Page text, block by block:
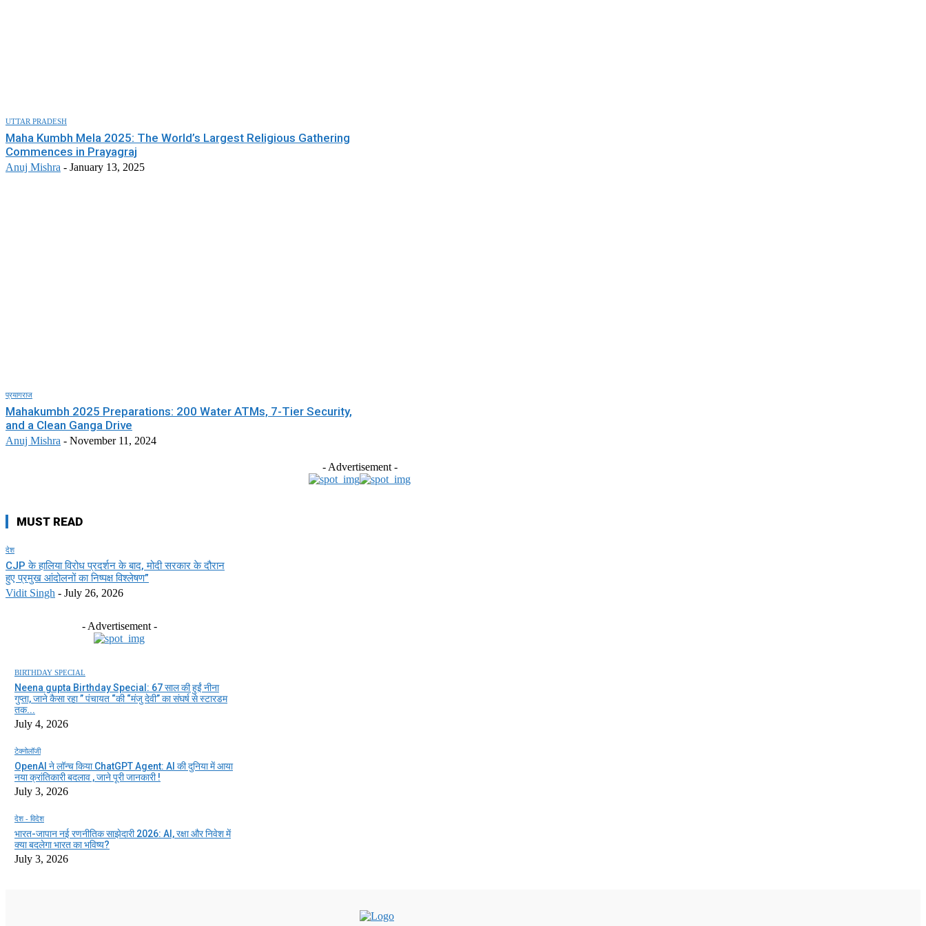
UTTAR PRADESH
Maha Kumbh Mela 2025: The World’s Largest Religious Gathering
Commences in Prayagraj
Anuj Mishra - January 13, 2025
प्रयागराज
Mahakumbh 2025 Preparations: 200 Water ATMs, 7-Tier Security,
and a Clean Ganga Drive
Anuj Mishra - November 11, 2024
- Advertisement -
MUST READ
देश
CJP के हालिया विरोध प्रदर्शन के बाद, मोदी सरकार के दौरान
हुए प्रमुख आंदोलनों का निष्पक्ष विश्लेषण”
Vidit Singh - July 26, 2026
- Advertisement -
BIRTHDAY SPECIAL
Neena gupta Birthday Special: 67 साल की हुईं नीना
गुप्ता, जाने कैसा रहा ” पंचायत “की “मंजु देवी” का संघर्ष से स्टारडम
तक...
July 4, 2026
टेक्नोलॉजी
OpenAI ने लॉन्च किया ChatGPT Agent: AI की दुनिया में आया
नया क्रांतिकारी बदलाव , जाने पूरी जानकारी !
July 3, 2026
देश - विदेश
भारत-जापान नई रणनीतिक साझेदारी 2026: AI, रक्षा और निवेश में
क्या बदलेगा भारत का भविष्य?
July 3, 2026